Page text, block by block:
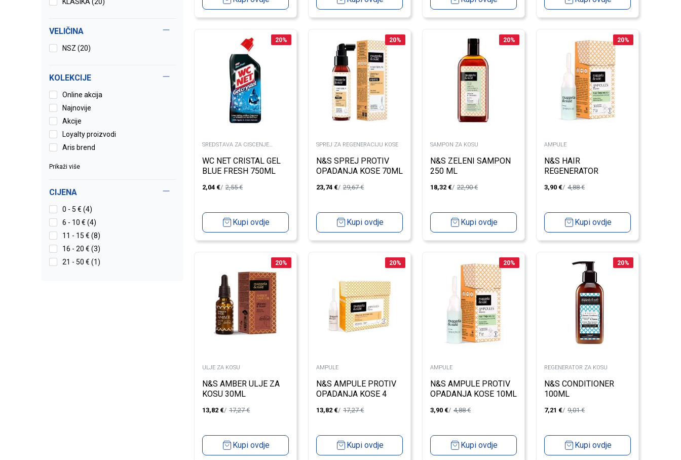
VELIČINA
NSZ (20)
KOLEKCIJE
Online akcija
Najnovije
Akcije
Loyalty proizvodi
Aris brend
Prikaži više
CIJENA
0 - 5 € (4)
6 - 10 € (4)
11 - 15 € (8)
16 - 20 € (3)
21 - 50 € (1)
20%
SREDSTAVA ZA CISCENJE
SANITAR.
WC NET CRISTAL GEL
BLUE FRESH 750ML
2,04 € 2,55€
Kupi ovdje
20%
SPREJ ZA REGENERACIJU KOSE
N&S SPREJ PROTIV
OPADANJA KOSE 70ML
23,74 € 29,67€
Kupi ovdje
20%
SAMPON ZA KOSU
N&S ZELENI SAMPON
250 ML
18,32 € 22,90€
Kupi ovdje
20%
AMPULE
N&S HAIR
REGENERATOR
3,90 € 4,88€
Kupi ovdje
20%
ULJE ZA KOSU
N&S AMBER ULJE ZA
KOSU 30ML
13,82 € 17,27€
Kupi ovdje
20%
AMPULE
N&S AMPULE PROTIV
OPADANJA KOSE 4
13,82 € 17,27€
Kupi ovdje
20%
AMPULE
N&S AMPULE PROTIV
OPADANJA KOSE 10ML
3,90 € 4,88€
Kupi ovdje
20%
REGENERATOR ZA KOSU
N&S CONDITIONER
100ML
7,21 € 9,01€
Kupi ovdje